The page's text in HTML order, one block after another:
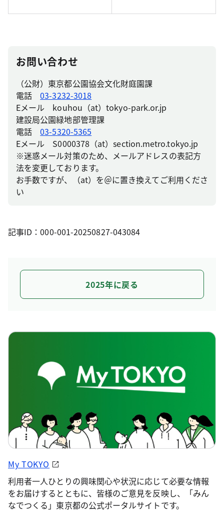
お問い合わせ
（公財）東京都公園協会文化財庭園課
電話03-3232-3018
Eメール kouhou（at）tokyo-park.or.jp
建設局公園緑地部管理課
電話03-5320-5365
Eメール S0000378（at）section.metro.tokyo.jp
※迷惑メール対策のため、メールアドレスの表記方
法を変更しております。
お手数ですが、（at）を＠に置き換えてご利用くださ
い
記事ID：000-001-20250827-043084
2025年に戻る
My TOKYO
利用者一人ひとりの興味関心や状況に応じて必要な情報
をお届けするとともに、皆様のご意見を反映し、「みん
なでつくる」東京都の公式ポータルサイトです。